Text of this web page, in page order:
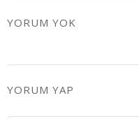
YORUM YOK
YORUM YAP